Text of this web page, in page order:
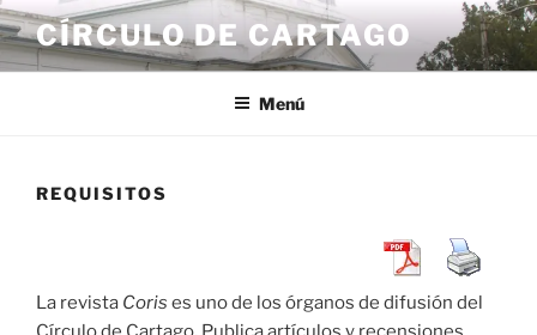
Saltar
al
contenido
CÍRCULO DE CARTAGO
Menú
REQUISITOS
La revista Coris es uno de los órganos de difusión del